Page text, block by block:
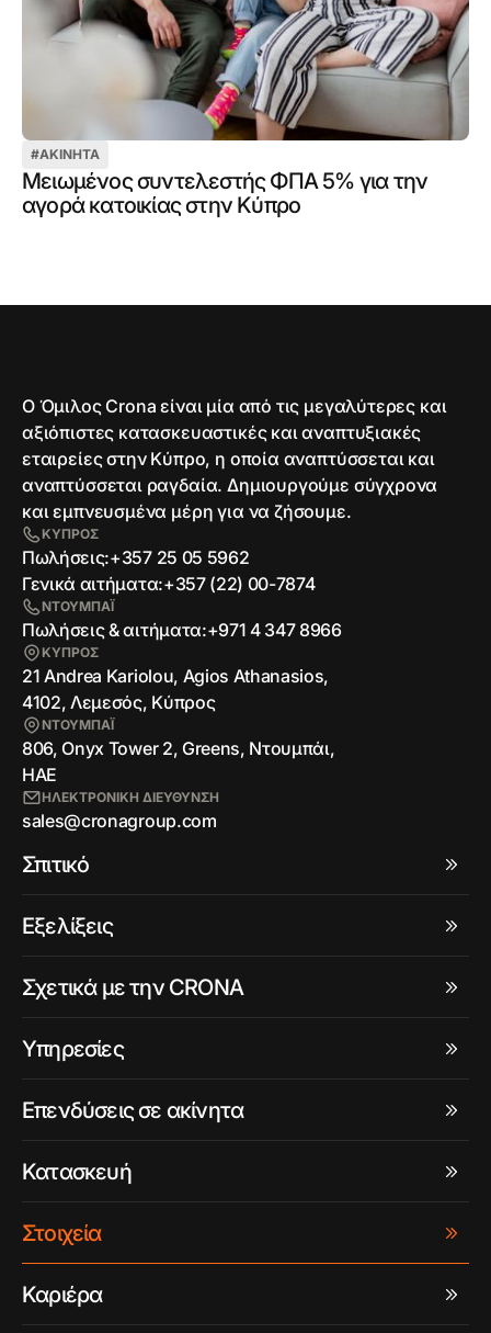
#ΑΚΊΝΗΤΑ
Μειωμένος συντελεστής ΦΠΑ 5% για την
αγορά κατοικίας στην Κύπρο
Ο Όμιλος Crona είναι μία από τις μεγαλύτερες και
αξιόπιστες κατασκευαστικές και αναπτυξιακές
εταιρείες στην Κύπρο, η οποία αναπτύσσεται και
αναπτύσσεται ραγδαία. Δημιουργούμε σύγχρονα
και εμπνευσμένα μέρη για να ζήσουμε.
ΚΥΠΡΟΣ
Πωλήσεις:+357 25 05 5962
Γενικά αιτήματα:+357 (22) 00-7874
ΝΤΟΥΜΠΑΪ
Πωλήσεις & αιτήματα:+971 4 347 8966
ΚΥΠΡΟΣ
21 Andrea Kariolou, Agios Athanasios,
4102, Λεμεσός, Κύπρος
ΝΤΟΥΜΠΑΪ
806, Onyx Tower 2, Greens, Ντουμπάι,
ΗΑΕ
ΗΛΕΚΤΡΟΝΙΚΗ ΔΙΕΥΘΥΝΣΗ
sales@cronagroup.com
Σπιτικό
Εξελίξεις
Σχετικά με την CRONA
Υπηρεσίες
Επενδύσεις σε ακίνητα
Κατασκευή
Στοιχεία
Καριέρα